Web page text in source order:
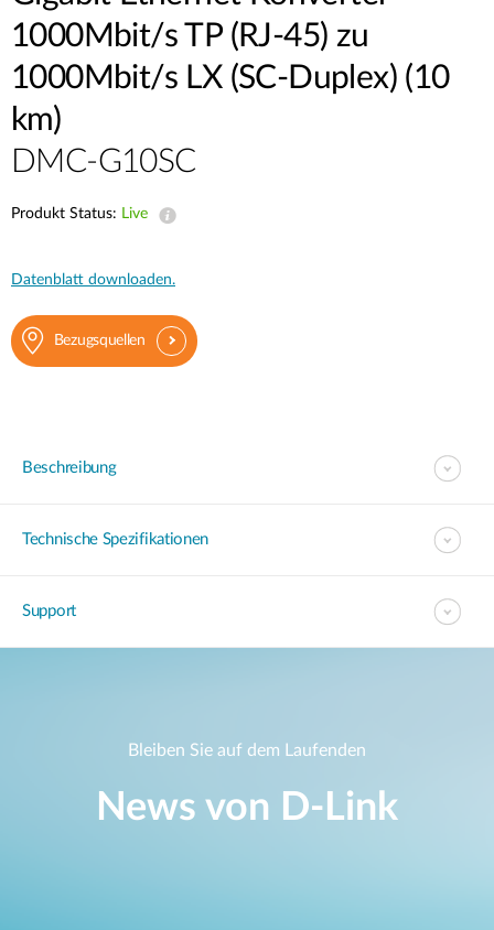
1000Mbit/s TP (RJ-45) zu
1000Mbit/s LX (SC-Duplex) (10
km)
DMC-G10SC
Produkt Status: Live
Datenblatt downloaden.
Bezugsquellen
Beschreibung
Technische Spezifikationen
Support
Bleiben Sie auf dem Laufenden
News von D‑Link